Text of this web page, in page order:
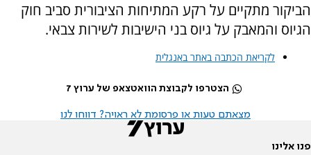
הביקור מתקיים על רקע המתיחות הציבורית סביב חוק
הגיוס והמאבק על גיוס בני הישיבות לשירות צבאי.
לקריאת הכתבה באתר באנגלית
הצטרפו לקבוצת הוואטצאפ של ערוץ 7
מצאתם טעות או פרסומת לא ראויה? דווחו לנו
פנו אלינו